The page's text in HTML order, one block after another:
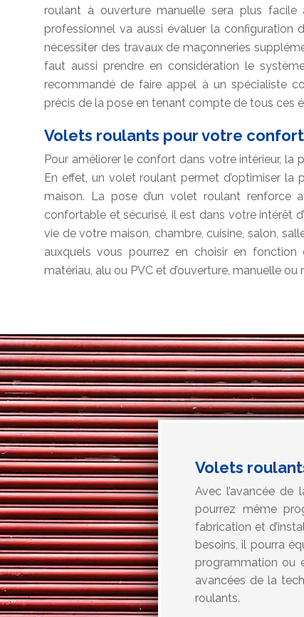
roulant à ouverture manuelle sera plus facile
professionnel va aussi évaluer la
nécessiter des travaux de maçonneries
faut aussi prendre en considération le
recommandé de faire appel à un spécialiste
précis de la pose en tenant compte de tous ces
Volets roulants pour votre
Pour améliorer le confort dans votre intérieur,
En effet, un volet roulant permet d’optimiser
maison. La pose d’un volet roulant renforce
confortable et sécurisé, il est dans votre intérêt
vie de votre maison, chambre, cuisine, salon,
auxquels vous pourrez en choisir en
matériau, alu ou PVC et d’ouverture, manuelle ou
Volets
Avec l’avancée
pourrez même
fabrication et
besoins, il pourra
programmation ou
avancées de la
roulants.